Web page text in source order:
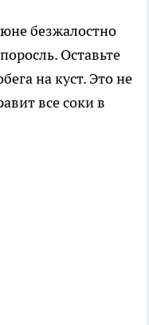
безжалостно
Оставьте
на куст. Это не
все соки в